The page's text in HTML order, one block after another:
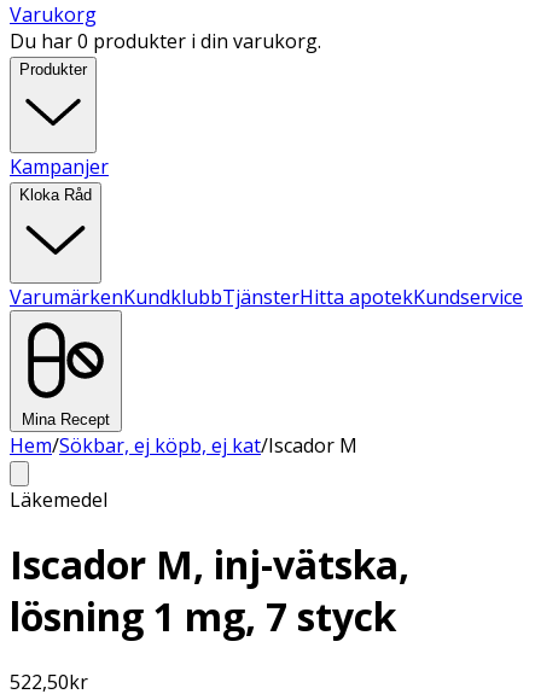
Varukorg
Du har 0 produkter i din varukorg.
Produkter
Kampanjer
Kloka Råd
VarumärkenKundklubbTjänsterHitta apotekKundservice
Mina Recept
Hem/Sökbar, ej köpb, ej kat/Iscador M
Läkemedel
Iscador M, inj-vätska,
lösning 1 mg, 7 styck
522,50kr